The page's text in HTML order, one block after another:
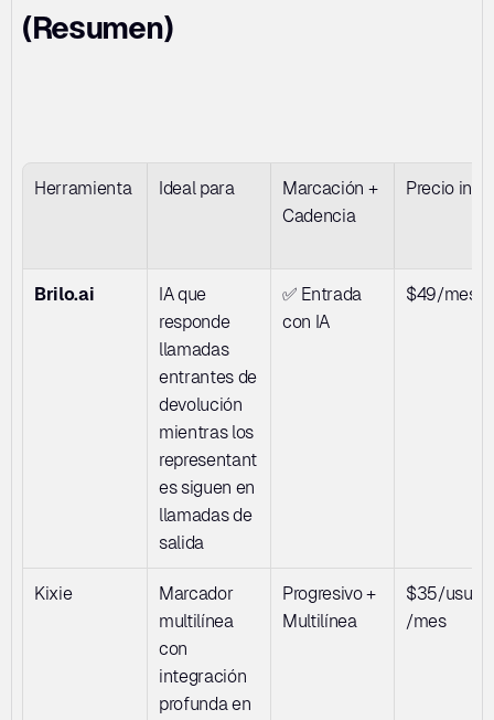
(Resumen)
Herramienta Ideal para
Marcación +
Cadencia
Precio
Brilo.ai
IA que
responde
llamadas
entrantes de
devolución
mientras los
representant
es siguen en
llamadas de
salida
✅ Entrada
con IA
$49/mes
Kixie
Marcador
multilínea
con
integración
profunda en
Progresivo +
Multilínea
$35/
/mes